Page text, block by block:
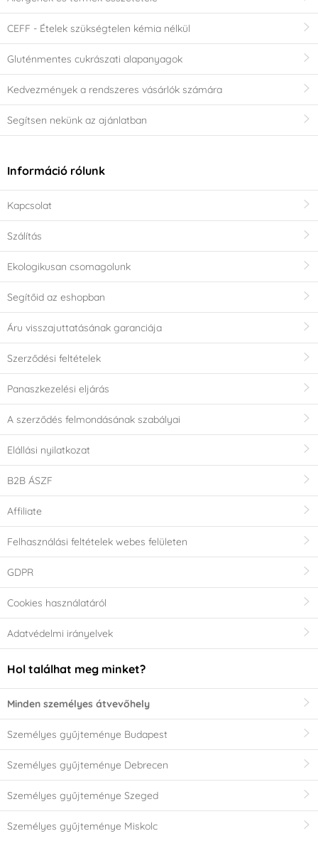
CEFF - Ételek szükségtelen kémia nélkül
Gluténmentes cukrászati alapanyagok
Kedvezmények a rendszeres vásárlók számára
Segítsen nekünk az ajánlatban
Információ rólunk
Kapcsolat
Szálítás
Ekologikusan csomagolunk
Segítőid az eshopban
Áru visszajuttatásának garanciája
Szerződési feltételek
Panaszkezelési eljárás
A szerződés felmondásának szabályai
Elállási nyilatkozat
B2B ÁSZF
Affiliate
Felhasználási feltételek webes felületen
GDPR
Cookies használatáról
Adatvédelmi irányelvek
Hol találhat meg minket?
Minden személyes átvevőhely
Személyes gyűjteménye Budapest
Személyes gyűjteménye Debrecen
Személyes gyűjteménye Szeged
Személyes gyűjteménye Miskolc